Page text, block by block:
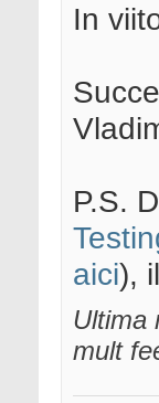
In
P.S.
aici),
Ultima
mult